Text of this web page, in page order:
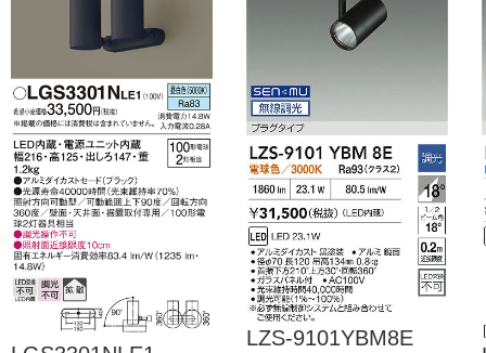
LZS-9101YBM8E